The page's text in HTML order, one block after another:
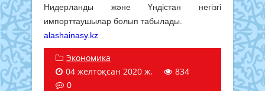
Нидерланды және Үндістан негізгі
импорттаушылар болып табылады.
alashainasy.kz
Экономика
04 желтоқсан 2020 ж.
834
0